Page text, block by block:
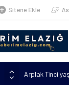
Sitene Ekle
Arplak 1’inci